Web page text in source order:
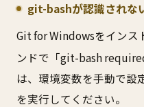
git-bashが認識されな
Git for Windowsをインス
ンドで「git-bash
は、環境変数を手動で設
を実行してください。